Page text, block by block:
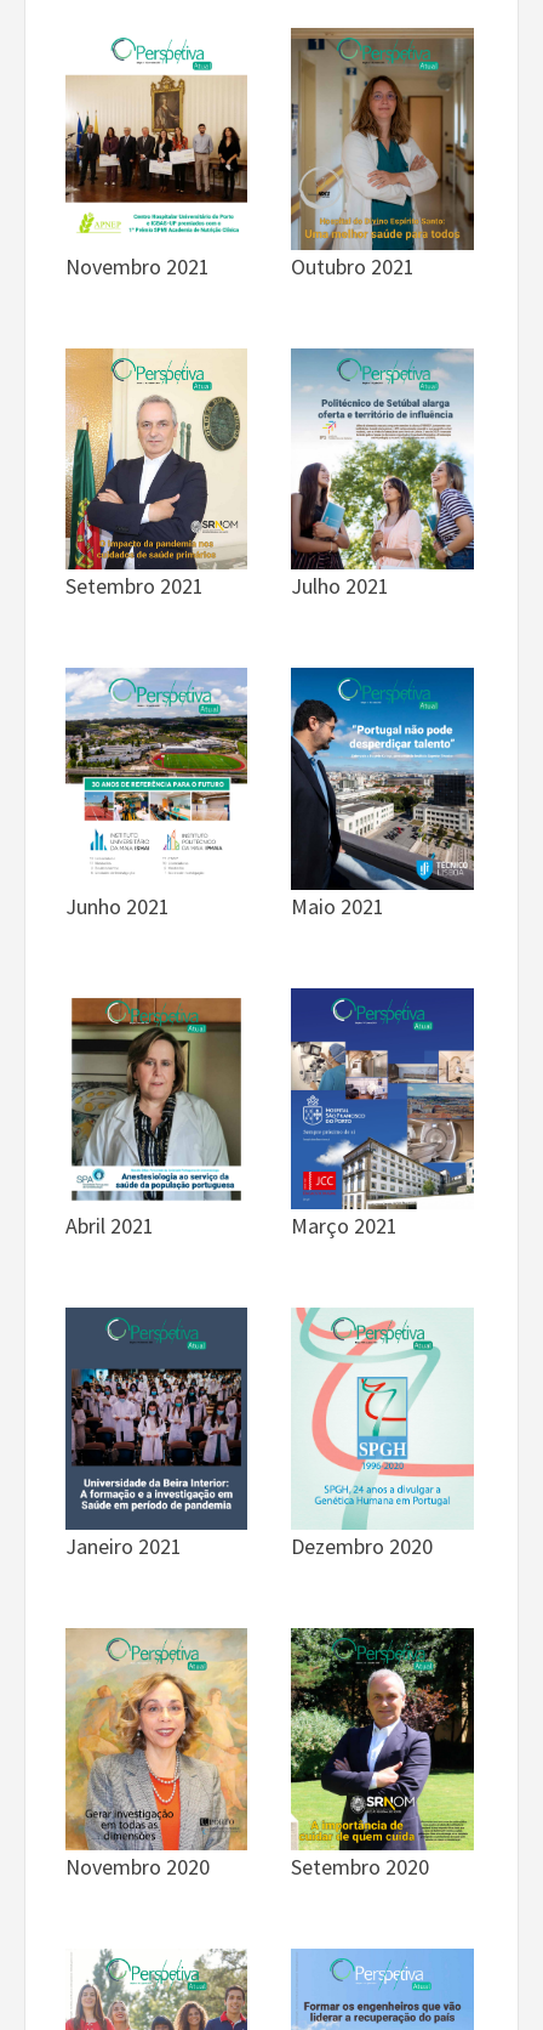
Novembro 2021 Outubro 2021
Setembro 2021 Julho 2021
Junho 2021 Maio 2021
Abril 2021 Março 2021
Janeiro 2021 Dezembro 2020
Novembro 2020 Setembro 2020